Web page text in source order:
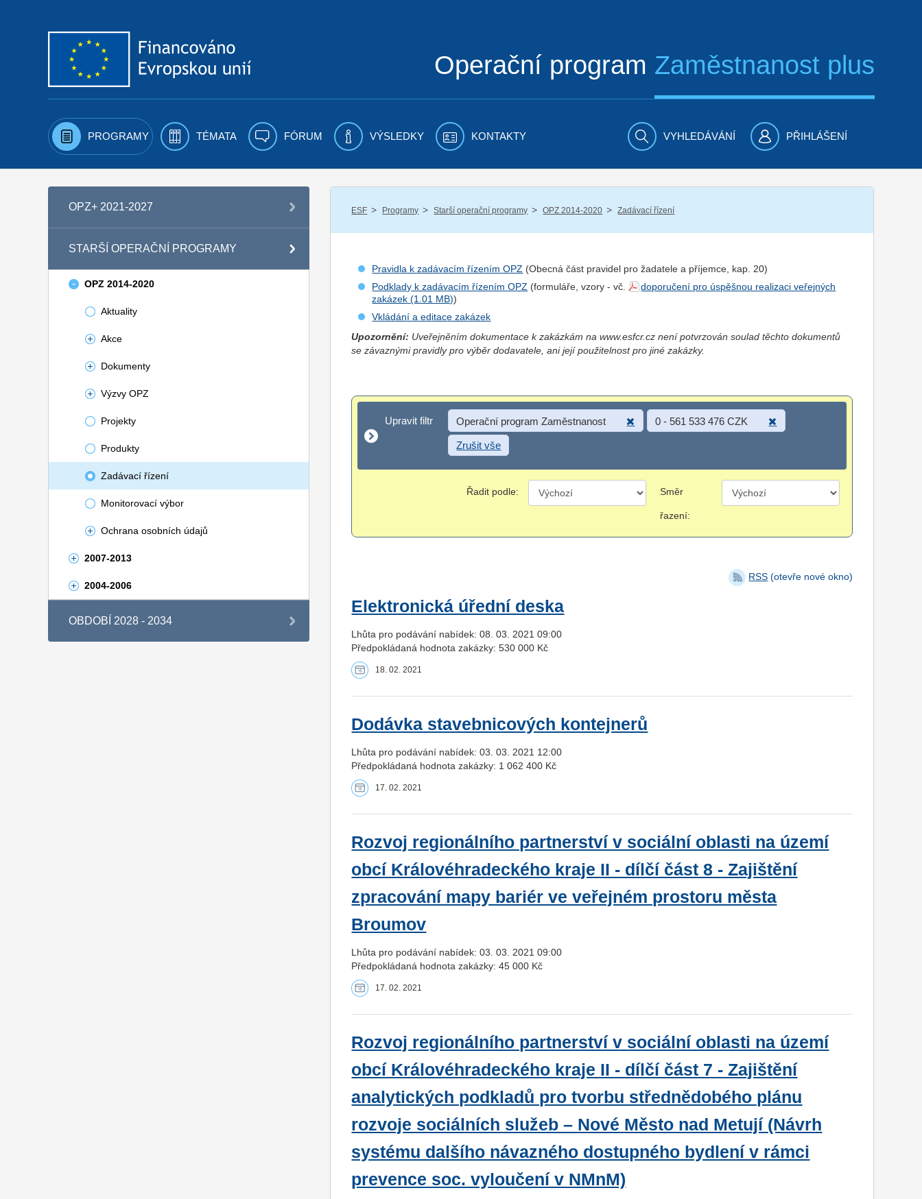
Operační program Zaměstnanost plus
PROGRAMY TÉMATA FÓRUM VÝSLEDKY KONTAKTY VYHLEDÁVÁNÍ PŘIHLÁŠENÍ
OPZ+ 2021-2027
STARŠÍ OPERAČNÍ PROGRAMY
OPZ 2014-2020
Aktuality
Akce
Dokumenty
Výzvy OPZ
Projekty
Produkty
Zadávací řízení
Monitorovací výbor
Ochrana osobních údajů
2007-2013
2004-2006
OBDOBÍ 2028 - 2034
ESF / Programy / Starší operační programy / OPZ 2014-2020 / Zadávací řízení
Pravidla k zadávacím řízením OPZ (Obecná část pravidel prožadatele a příjemce , kap. 20)
Podklady k zadávacím řízením OPZ (formuláře, vzory - vč.
doporučení pro úspěšnou realizaci veřejných
zakázek
)
Vkládání a editace zakázek
Upozornění: Uveřejněním dokumentace k zakázkám na www.esfcr.cz není potvrzován soulad těchto dokumentů
se závaznými pravidly pro výběr dodavatele, ani její použitelnost pro jiné zakázky.
Upravit filtr
Upravit filtr Operační program Zaměstnanost 0 - 561 533 476 CZK
Zrušit vše
Řadit podle: Směr
řazení:
RSS (otevře nové okno)
Elektronická úřední deska
Lhůta pro podávání nabídek: 08. 03. 2021 09:00
Předpokládaná hodnota zakázky: 530 000 Kč
18. 02. 2021
Dodávka stavebnicových kontejnerů
Lhůta pro podávání nabídek: 03. 03. 2021 12:00
Předpokládaná hodnota zakázky: 1 062 400 Kč
17. 02. 2021
Rozvoj regionálního partnerství v sociální oblasti na území
obcí Královéhradeckého kraje II - dílčí část 8 - Zajištění
zpracování mapy bariér ve veřejném prostoru města
Broumov
Lhůta pro podávání nabídek: 03. 03. 2021 09:00
Předpokládaná hodnota zakázky: 45 000 Kč
17. 02. 2021
Rozvoj regionálního partnerství v sociální oblasti na území
obcí Královéhradeckého kraje II - dílčí část 7 - Zajištění
analytických podkladů pro tvorbu střednědobého plánu
rozvoje sociálních služeb – Nové Město nad Metují (Návrh
systému dalšího návazného dostupného bydlení v rámci
prevence soc. vyloučení v NMnM)